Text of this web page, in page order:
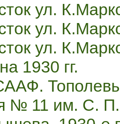
ул.
ул.
ул.
1930 гг.
№ 11 им. С.